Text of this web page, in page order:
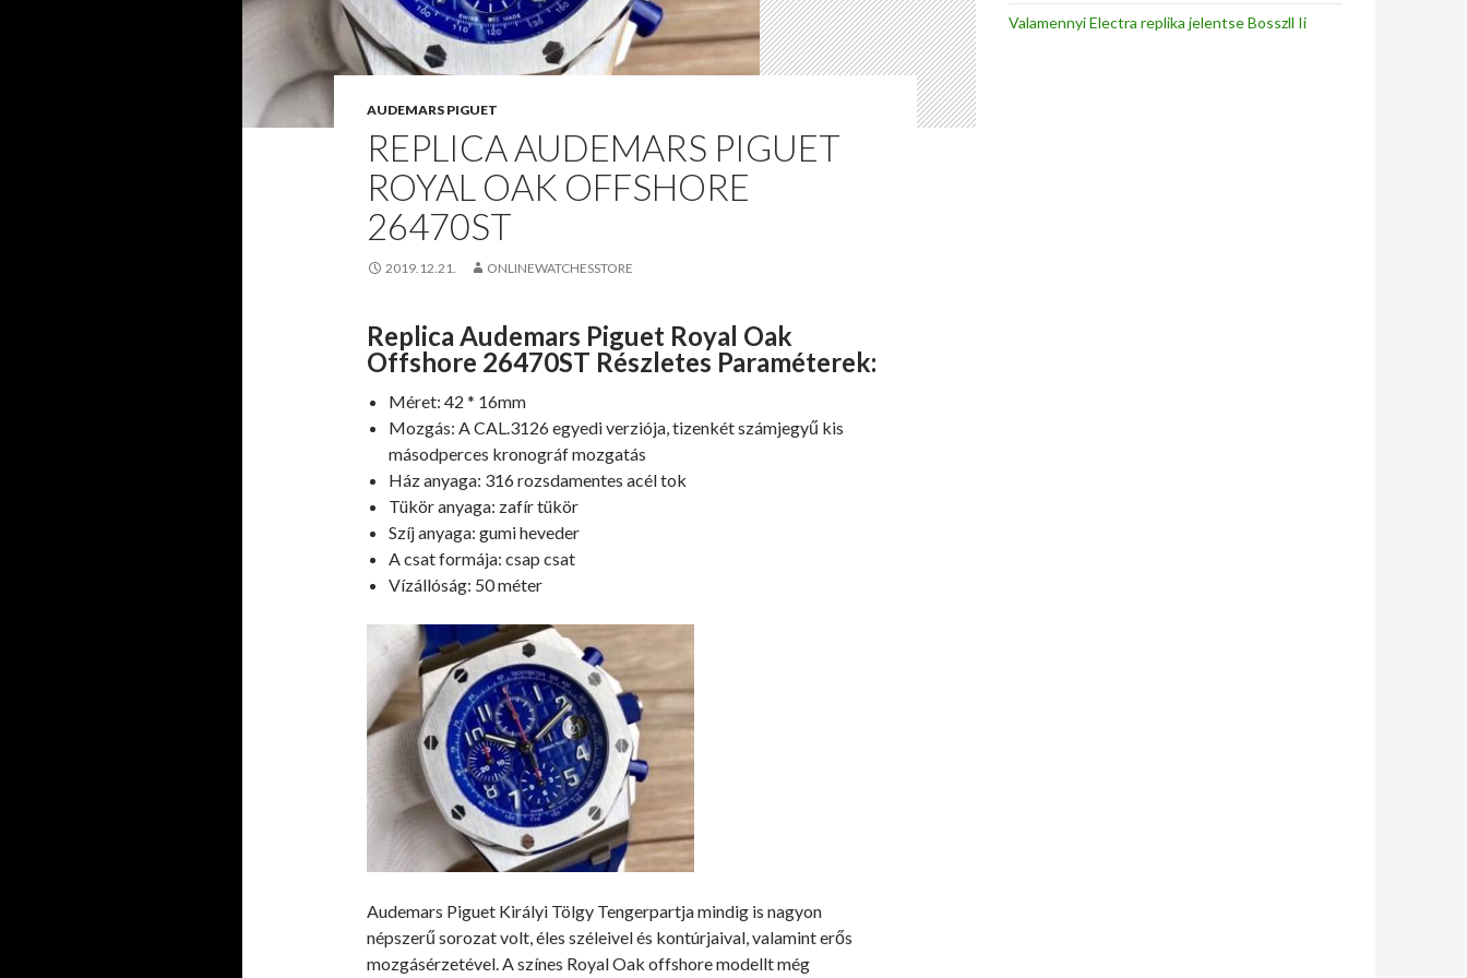
AUDEMARS PIGUET
REPLICA AUDEMARS PIGUET
ROYAL OAK OFFSHORE
26470ST
2019.12.21. ONLINEWATCHESSTORE
Replica Audemars Piguet Royal Oak
Offshore 26470ST Részletes Paraméterek:
Méret: 42 * 16mm
Mozgás: A CAL.3126 egyedi verziója, tizenkét számjegyű kis
másodperces kronográf mozgatás
Ház anyaga: 316 rozsdamentes acél tok
Tükör anyaga: zafír tükör
Szíj anyaga: gumi heveder
A csat formája: csap csat
Vízállóság: 50 méter
Audemars Piguet Királyi Tölgy Tengerpartja mindig is nagyon
népszerű sorozat volt, éles széleivel és kontúrjaival, valamint erős
mozgásérzetével. A színes Royal Oak offshore modellt még
Valamennyi Electra replika jelentse Bosszll Ii